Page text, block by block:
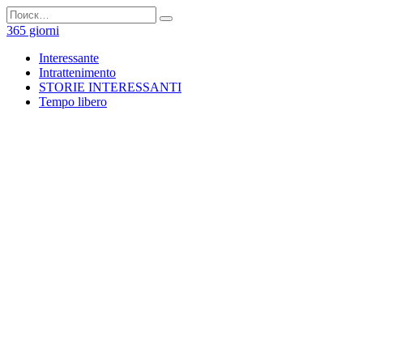
Перейти
к
содержанию
Search
for:
365 giorni
Interessante
Intrattenimento
STORIE INTERESSANTI
Tempo libero